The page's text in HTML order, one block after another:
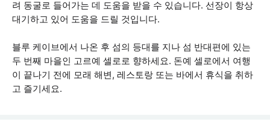
려 동굴로 들어가는 데 도움을 받을 수 있습니다. 선장이 항상
대기하고 있어 도움을 드릴 것입니다.
블루 케이브에서 나온 후 섬의 등대를 지나 섬 반대편에 있는
두 번째 마을인 고르예 셀로로 향하세요. 돈예 셀로에서 여행
이 끝나기 전에 모래 해변, 레스토랑 또는 바에서 휴식을 취하
고 즐기세요.